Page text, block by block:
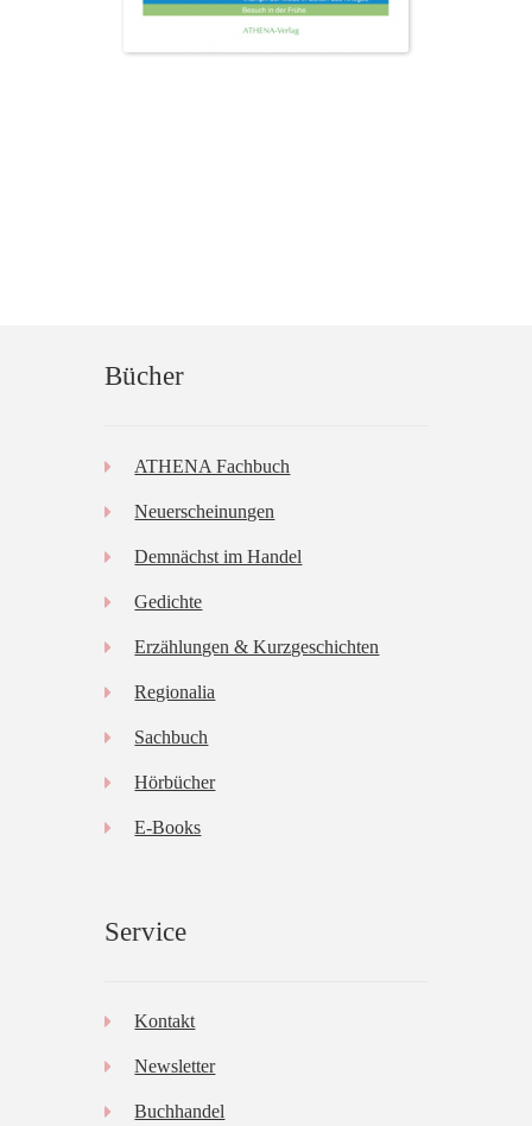
Bücher
ATHENA Fachbuch
Neuerscheinungen
Demnächst im Handel
Gedichte
Erzählungen & Kurzgeschichten
Regionalia
Sachbuch
Hörbücher
E-Books
Service
Kontakt
Newsletter
Buchhandel